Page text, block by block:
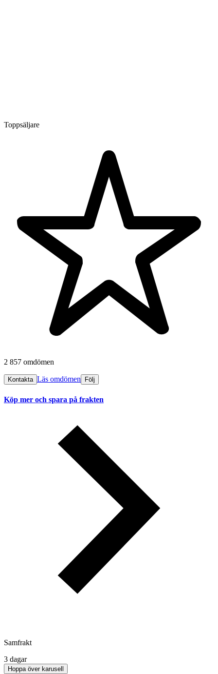
Toppsäljare
2 857 omdömen
Kontakta Läs omdömen Följ
Köp mer och spara på frakten
Samfrakt
3 dagar
Hoppa över karusell